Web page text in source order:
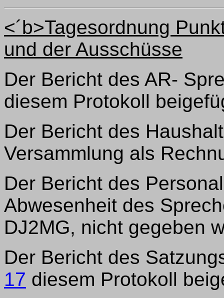
<´b>Tagesordnung
und der Ausschüsse
Der Bericht des AR-
diesem Protokoll
Der Bericht des
Versammlung als
Der Bericht des
Abwesenheit des
DJ2MG, nicht gegeben
Der Bericht des
17 diesem Protokoll